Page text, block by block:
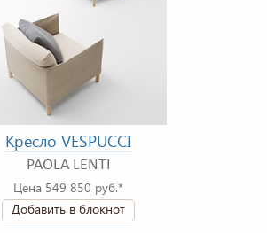
Кресло VESPUCCI
PAOLA LENTI
Цена 549 850 руб.*
Добавить в блокнот